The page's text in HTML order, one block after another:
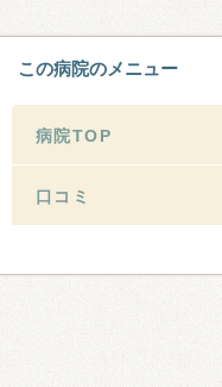
この病院のメニュー
病院TOP
口コミ